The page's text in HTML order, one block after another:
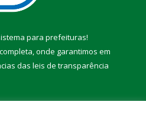
para prefeituras!
completa, onde garantimos em
das leis de transparência